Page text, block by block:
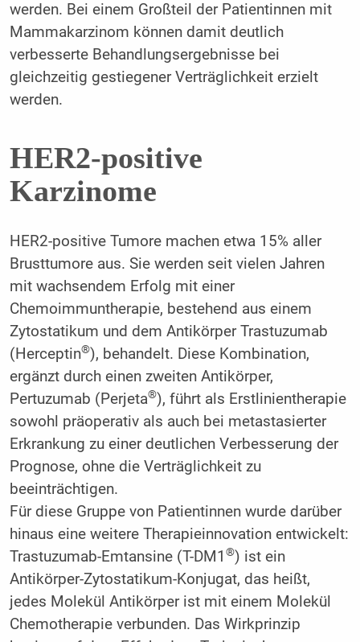
werden. Bei einem Großteil der Patientinnen mit
Mammakarzinom können damit deutlich
verbesserte Behandlungsergebnisse bei
gleichzeitig gestiegener Verträglichkeit erzielt
werden.
HER2-positive
Karzinome
HER2-positive Tumore machen etwa 15% aller
Brusttumore aus. Sie werden seit vielen Jahren
mit wachsendem Erfolg mit einer
Chemoimmuntherapie, bestehend aus einem
Zytostatikum und dem Antikörper Trastuzumab
(Herceptin®), behandelt. Diese Kombination,
ergänzt durch einen zweiten Antikörper,
Pertuzumab (Perjeta®), führt als Erstlinientherapie
sowohl präoperativ als auch bei metastasierter
Erkrankung zu einer deutlichen Verbesserung der
Prognose, ohne die Verträglichkeit zu
beeinträchtigen.
Für diese Gruppe von Patientinnen wurde darüber
hinaus eine weitere Therapieinnovation entwickelt:
Trastuzumab-Emtansine (T-DM1 ®) ist ein
Antikörper-Zytostatikum-Konjugat, das heißt,
jedes Molekül Antikörper ist mit einem Molekül
Chemotherapie verbunden. Das Wirkprinzip